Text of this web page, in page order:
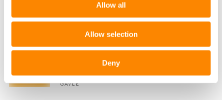
Allow all
Allow selection
Deny
ANNA-LENA MALM LARSSON
HYRESADMINISTRATÖR
GÄVLE